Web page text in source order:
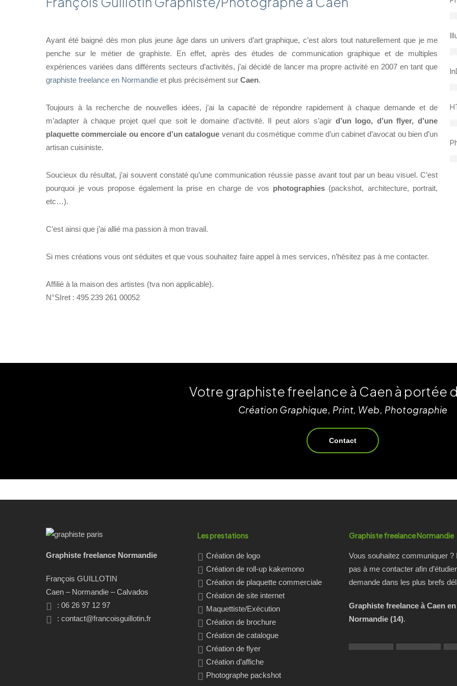
Ayant été baigné dès mon plus jeune âge dans un univers d’art graphique, c’est alors tout naturellement que je me
penche sur le métier de graphiste. En effet, après des études de communication graphique et de multiples
expériences variées dans différents secteurs d’activités, j’ai décidé de lancer ma propre activité en 2007 en tant que
graphiste freelance en Normandie et plus précisément surCaen.
Toujours à la recherche de nouvelles idées, j’ai la capacité de répondre rapidement à chaque demande et de
m’adapter à chaque projet quel que soit le domaine d’activité. Il peut alors s’agir d’un logo, d’un flyer, d’une
plaquette commerciale ou encore d’un catalogue venant du cosmétique comme d’un cabinet d’avocat ou bien d’un
artisan cuisiniste.
Soucieux du résultat, j’ai souvent constaté qu’une communication réussie passe avant tout par un beau visuel. C’est
pourquoi je vous propose également la prise en charge de vos photographies (packshot, architecture, portrait,
etc…).
C’est ainsi que j’ai allié ma passion à mon travail.
Si mes créations vous ont séduites et que vous souhaitez faire appel à mes services, n’hésitez pas à me contacter.
Affilié à la maison des artistes (tva non applicable).
N°SIret : 495 239 261 00052
Votre graphiste freelance à Caen à portée
Création Graphique, Print, Web, Photographie
Contact
Graphiste freelance Normandie
François GUILLOTIN
Caen – Normandie – Calvados
: 06 26 97 12 97
: contact@francoisguillotin.fr
Les prestations
Création de logo
Création de roll-up kakemono
Création de plaquette commerciale
Création de site internet
Maquettiste/Exécution
Création de brochure
Création de catalogue
Création de flyer
Création d’affiche
Photographe packshot
Graphiste freelance Normandie
Vous souhaitez communiquer ?
pas à me contacter afin
demande dans les plus brefs
Graphiste freelance à Caen en
Normandie (14).